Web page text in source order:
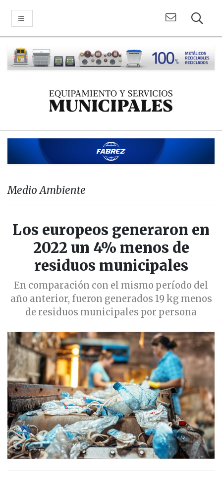
Medio Ambiente
Los europeos generaron en
2022 un 4% menos de
residuos municipales
En comparación con el mismo período del
año anterior, fueron generados 19 kg menos
de residuos municipales por persona